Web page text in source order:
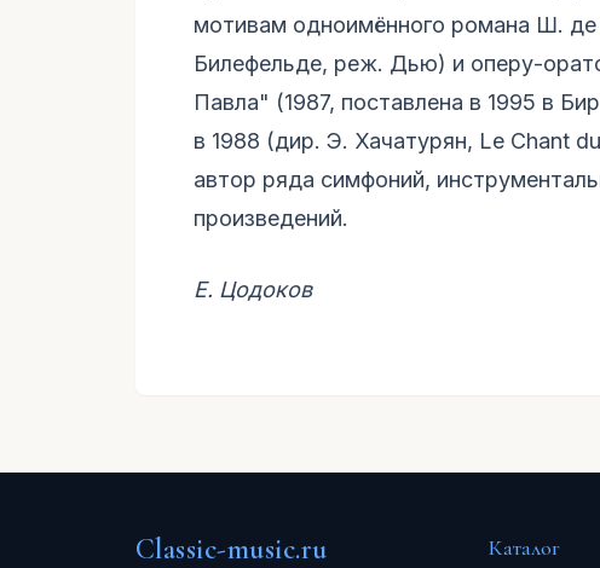
мотивам одноимённого романа Ш. де
Билефельде, реж. Дью) и оперу-
Павла" (1987, поставлена в 1995 в
в 1988 (дир. Э. Хачатурян, Le Chant
автор ряда симфоний,
произведений.
Е. Цодоков
Classic-music.ru Каталог